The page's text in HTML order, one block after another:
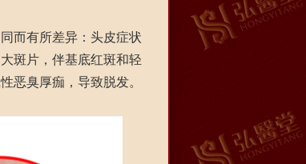
而有所差异：头皮症状
斑片，伴基底红斑和轻
恶臭厚痂，导致脱发。